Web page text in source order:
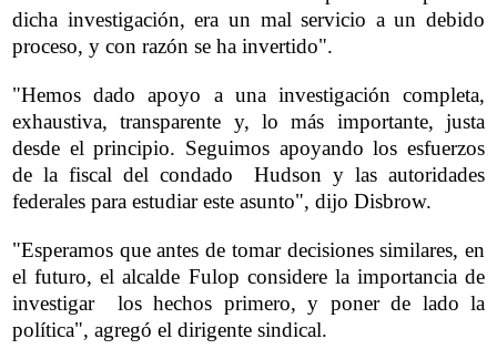
dicha investigación, era un mal servicio a un debido
proceso, y con razón se ha invertido".
"Hemos dado apoyo a una investigación completa,
exhaustiva, transparente y, lo más importante, justa
desde el principio. Seguimos apoyando los esfuerzos
de la fiscal del condado Hudson y las autoridades
federales para estudiar este asunto", dijo Disbrow.
"Esperamos que antes de tomar decisiones similares, en
el futuro, el alcalde Fulop considere la importancia de
investigar los hechos primero, y poner de lado la
política", agregó el dirigente sindical.